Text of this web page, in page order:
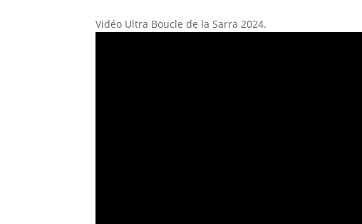
Vidéo Ultra Boucle de la Sarra 2024.